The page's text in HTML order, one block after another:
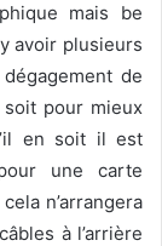
mais be
avoir plusieurs
de
soit pour mieux
en soit il est
une carte
n’arrangera
à l’arrière